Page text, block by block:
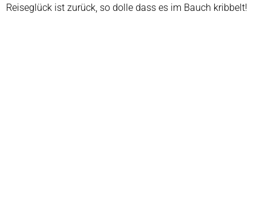
Reiseglück ist zurück, so dolle dass es im Bauch kribbelt!